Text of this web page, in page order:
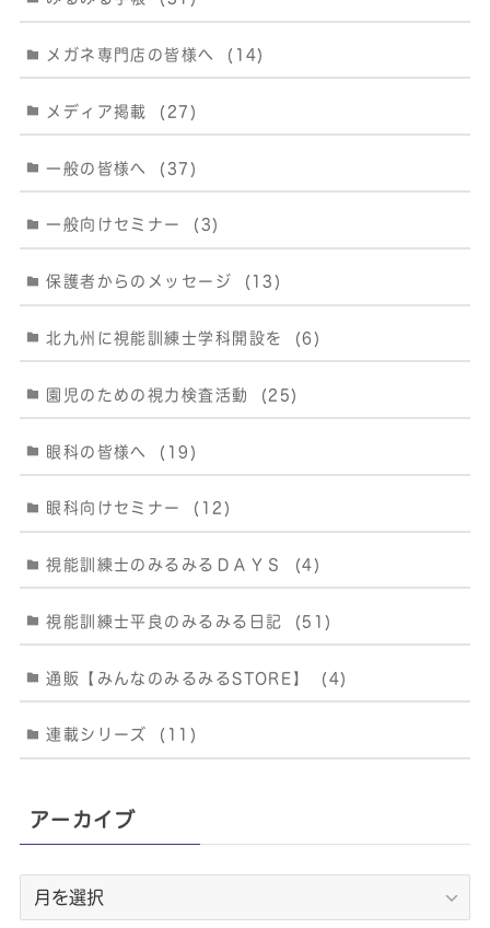
メガネ専門店の皆様へ (14)
メディア掲載 (27)
一般の皆様へ (37)
一般向けセミナー (3)
保護者からのメッセージ (13)
北九州に視能訓練士学科開設を (6)
園児のための視力検査活動 (25)
眼科の皆様へ (19)
眼科向けセミナー (12)
視能訓練士のみるみるＤＡＹＳ (4)
視能訓練士平良のみるみる日記 (51)
通販【みんなのみるみるSTORE】 (4)
連載シリーズ (11)
アーカイブ
ア